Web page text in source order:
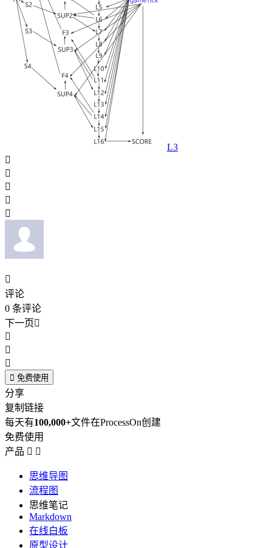
L3






评论
0 条评论
下一页



 免费使用
分享
复制链接
每天有100,000+文件在ProcessOn创建
免费使用
产品  
思维导图
流程图
思维笔记
Markdown
在线白板
原型设计